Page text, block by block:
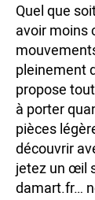
Quel que
avoir moins
pleinement
propose
à porter
pièces
découvrir
jetez un œil
damart.fr…